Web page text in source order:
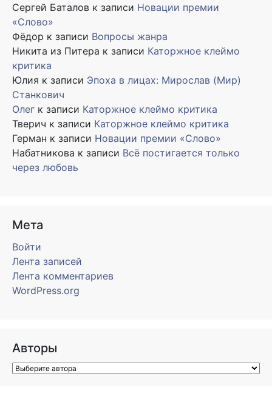
Сергей Баталов к записи Новации премии
«Слово»
Фёдор к записи Вопросы жанра
Никита из Питера к записи Каторжное клеймо
критика
Юлия к записи Эпоха в лицах: Мирослав (Мир)
Станкович
Олег к записи Каторжное клеймо критика
Тверич к записи Каторжное клеймо критика
Герман к записи Новации премии «Слово»
Набатникова к записи Всё постигается только
через любовь
Мета
Войти
Лента записей
Лента комментариев
WordPress.org
Авторы